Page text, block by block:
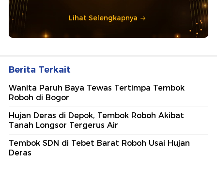
Lihat Selengkapnya
Berita Terkait
Wanita Paruh Baya Tewas Tertimpa Tembok
Roboh di Bogor
Hujan Deras di Depok, Tembok Roboh Akibat
Tanah Longsor Tergerus Air
Tembok SDN di Tebet Barat Roboh Usai Hujan
Deras